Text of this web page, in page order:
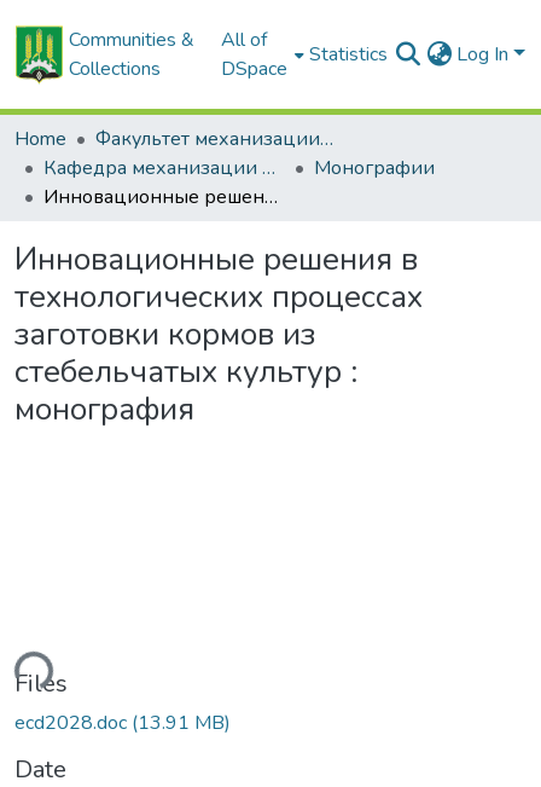
Communities &
Collections
All of
DSpace
Statistics Log In
Home
Факультет механизации сельского хозяйства
Кафедра механизации растениеводства и практического обучения
Монографии
Инновационные решения в технологических процессах заготовки кормов из стебельчатых культур : монография
Инновационные решения в
технологических процессах
заготовки кормов из
стебельчатых культур :
монография
Files
ecd2028.doc (13.91 MB)
Date